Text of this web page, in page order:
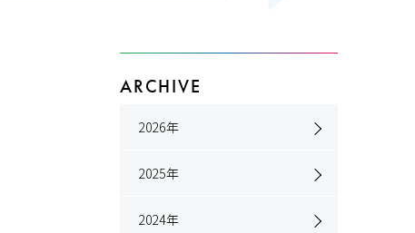
ARCHIVE
2026年
2025年
2024年